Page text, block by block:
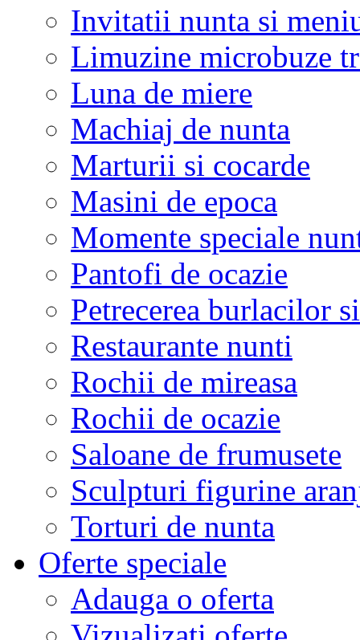
Invitatii nunta si
Limuzine microbuze
Luna de miere
Machiaj de nunta
Marturii si cocarde
Masini de epoca
Momente speciale
Pantofi de ocazie
Petrecerea burlacilor
Restaurante nunti
Rochii de mireasa
Rochii de ocazie
Saloane de frumusete
Sculpturi figurine
Torturi de nunta
Oferte speciale
Adauga o oferta